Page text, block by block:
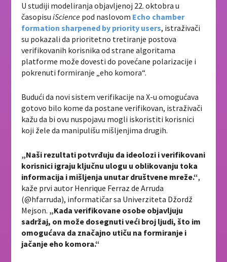
U studiji modeliranja objavljenoj 22. oktobra u
časopisuiScience pod naslovom Echo chamber
formation sharpened by priority users, istraživači
su pokazali da prioritetno tretiranje postova
verifikovanih korisnika od strane algoritama
platforme može dovesti do povećane polarizacije i
pokrenuti formiranje „eho komora“.
Budući da novi sistem verifikacije na X-u omogućava
gotovo bilo kome da postane verifikovan, istraživači
kažu da bi ovu nuspojavu mogli iskoristiti korisnici
koji žele da manipulišu mišljenjima drugih.
„Naši rezultati potvrđuju da ideolozi i verifikovani
korisnici igraju ključnu ulogu u oblikovanju toka
informacija i mišljenja unutar društvene mreže.“,
kaže prvi autor Henrique Ferraz de Arruda
(@hfarruda), informatičar sa Univerziteta Džordž
Mejson. „Kada verifikovane osobe objavljuju
sadržaj, on može dosegnuti veći broj ljudi, što im
omogućava da značajno utiču na formiranje i
jačanje eho komora.“